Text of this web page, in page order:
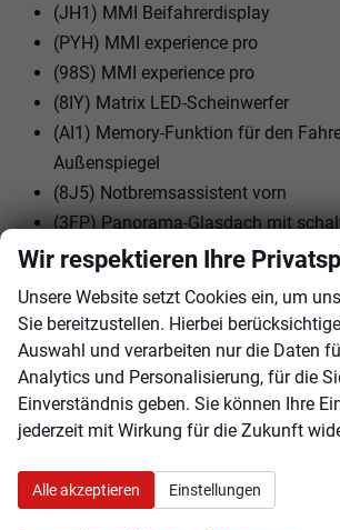
(JH1) MMI Beifahrerdisplay
(PYH) MMI experience pro
(98S) MMI experience pro
(8IY) Matrix LED-Scheinwerfer
(AI1) Memory-Funktion für den
Außenspiegel
(8J5) Notbremsassistent vorn
(3FP) Panorama-Glasdach mit
Transparenz
(7W7) Proaktiver Insassenschutz
Heck
(1J2) Projektionsleuchte in den
(JX1) Querverkehrassistent vorn
(HH0) Reifen performanceoptimiert
(F19) Räder Audi Sport,
Wir respektieren Ihre
Unsere Website setzt Cookies ein, um
Sie bereitzustellen. Hierbei
Auswahl und verarbeiten nur die Daten
Analytics und Personalisierung, für die
Einverständnis geben. Sie können Ihre
jederzeit mit Wirkung für die Zukunft
Alle akzeptieren Einstellungen